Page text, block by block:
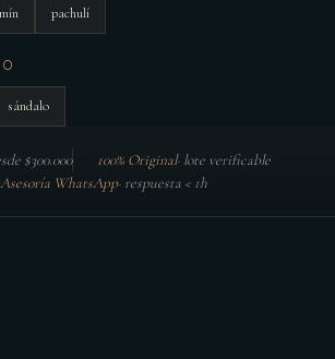
pachulí
sándalo
$300.000 100% Original· lote verificable
Asesoría WhatsApp· respuesta < 1h